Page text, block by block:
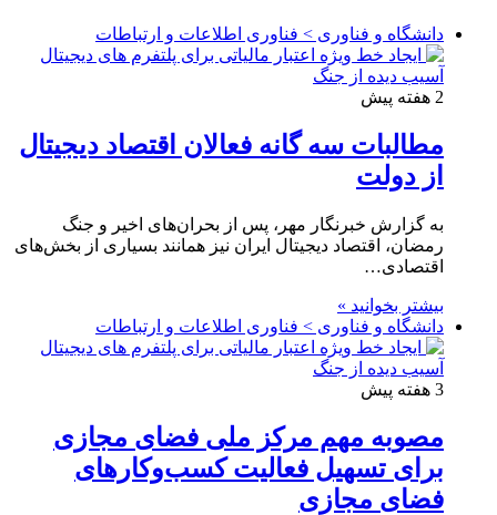
دانشگاه و فناوری > فناوری اطلاعات و ارتباطات
2 هفته پیش
مطالبات سه گانه فعالان اقتصاد دیجیتال
از دولت
به گزارش خبرنگار مهر، پس از بحران‌های اخیر و جنگ
رمضان، اقتصاد دیجیتال ایران نیز همانند بسیاری از بخش‌های
اقتصادی…
بیشتر بخوانید »
دانشگاه و فناوری > فناوری اطلاعات و ارتباطات
3 هفته پیش
مصوبه مهم مرکز ملی فضای مجازی
برای تسهیل فعالیت کسب‌وکارهای
فضای مجازی